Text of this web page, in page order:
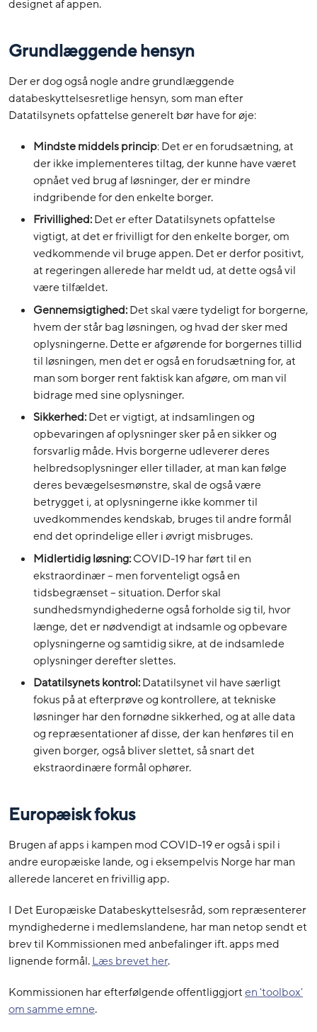
designet af appen.
Grundlæggende hensyn
Der er dog også nogle andre grundlæggende
databeskyttelsesretlige hensyn, som man efter
Datatilsynets opfattelse generelt bør have for øje:
Mindste middels princip: Det er en forudsætning, at
der ikke implementeres tiltag, der kunne have været
opnået ved brug af løsninger, der er mindre
indgribende for den enkelte borger.
Frivillighed:Det er efter Datatilsynets opfattelse
vigtigt, at det er frivilligt for den enkelte borger, om
vedkommende vil bruge appen. Det er derfor positivt,
at regeringen allerede har meldt ud, at dette også vil
være tilfældet.
Gennemsigtighed:Det skal være tydeligt for borgerne,
hvem der står bag løsningen, og hvad der sker med
oplysningerne. Dette er afgørende for borgernes tillid
til løsningen, men det er også en forudsætning for, at
man som borger rent faktisk kan afgøre, om man vil
bidrage med sine oplysninger.
Sikkerhed:Det er vigtigt, at indsamlingen og
opbevaringen af oplysninger sker på en sikker og
forsvarlig måde. Hvis borgerne udleverer deres
helbredsoplysninger eller tillader, at man kan følge
deres bevægelsesmønstre, skal de også være
betrygget i, at oplysningerne ikke kommer til
uvedkommendes kendskab, bruges til andre formål
end det oprindelige eller i øvrigt misbruges.
Midlertidig løsning:COVID-19 har ført til en
ekstraordinær – men forventeligt også en
tidsbegrænset – situation. Derfor skal
sundhedsmyndighederne også forholde sig til, hvor
længe, det er nødvendigt at indsamle og opbevare
oplysningerne og samtidig sikre, at de indsamlede
oplysninger derefter slettes.
Datatilsynets kontrol:Datatilsynet vil have særligt
fokus på at efterprøve og kontrollere, at tekniske
løsninger har den fornødne sikkerhed, og at alle data
og repræsentationer af disse, der kan henføres til en
given borger, også bliver slettet, så snart det
ekstraordinære formål ophører.
Europæisk fokus
Brugen af apps i kampen mod COVID-19 er også i spil i
andre europæiske lande, og i eksempelvis Norge har man
allerede lanceret en frivillig app.
I Det Europæiske Databeskyttelsesråd, som repræsenterer
myndighederne i medlemslandene, har man netop sendt et
brev til Kommissionen med anbefalinger ift. apps med
lignende formål.Læs brevet her.
Kommissionen har efterfølgende offentliggjorten 'toolbox'
om samme emne.